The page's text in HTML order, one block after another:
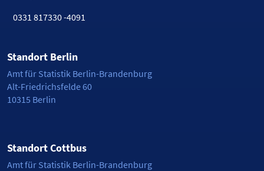
0331 817330 -4091
Standort Berlin
Amt für Statistik Berlin-Brandenburg
Alt-Friedrichsfelde 60
10315 Berlin
Standort Cottbus
Amt für Statistik Berlin-Brandenburg